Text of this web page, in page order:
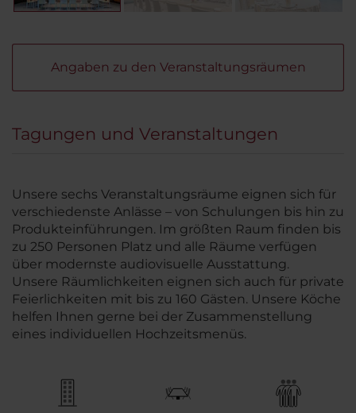
Angaben zu den Veranstaltungsräumen
Tagungen und Veranstaltungen
Unsere sechs Veranstaltungsräume eignen sich für
verschiedenste Anlässe – von Schulungen bis hin zu
Produkteinführungen. Im größten Raum finden bis
zu 250 Personen Platz und alle Räume verfügen
über modernste audiovisuelle Ausstattung.
Unsere Räumlichkeiten eignen sich auch für private
Feierlichkeiten mit bis zu 160 Gästen. Unsere Köche
helfen Ihnen gerne bei der Zusammenstellung
eines individuellen Hochzeitsmenüs.